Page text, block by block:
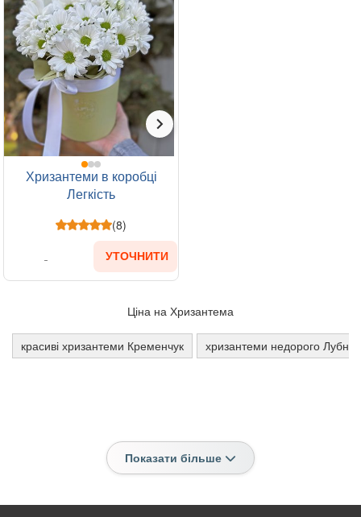
Хризантеми в коробці
Легкість
(8)
УТОЧНИТИ
Ціна на Хризантема
красиві хризантеми Кременчук хризантеми недорого Лубни
Показати більше